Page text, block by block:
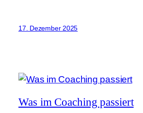
17. Dezember 2025
Was im Coaching passiert